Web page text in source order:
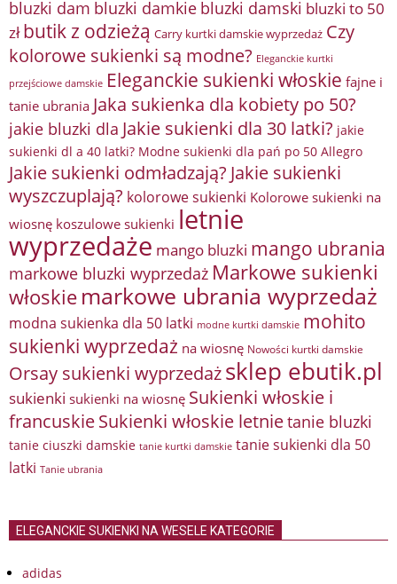
bluzki dam bluzki damkie bluzki damski bluzki to 50
zł butik z odzieżą Carry kurtki damskie wyprzedaż Czy
kolorowe sukienki są modne? Eleganckie kurtki
przejściowe damskie Eleganckie sukienki włoskie fajne i
tanie ubrania Jaka sukienka dla kobiety po 50?
jakie bluzki dla Jakie sukienki dla 30 latki? jakie
sukienki dl a 40 latki? Modne sukienki dla pań po 50 Allegro
Jakie sukienki odmładzają? Jakie sukienki
wyszczuplają? kolorowe sukienki Kolorowe sukienki na
wiosnę koszulowe sukienki letnie
wyprzedaże mango bluzki mango ubrania
markowe bluzki wyprzedaż Markowe sukienki
włoskie markowe ubrania wyprzedaż
modna sukienka dla 50 latki modne kurtki damskie mohito
sukienki wyprzedaż na wiosnę Nowości kurtki damskie
Orsay sukienki wyprzedażsklep ebutik.pl
sukienki sukienki na wiosnę Sukienki włoskie i
francuskieSukienki włoskie letnietanie bluzki
tanie ciuszki damskie tanie kurtki damskie tanie sukienki dla 50
latki Tanie ubrania
ELEGANCKIE SUKIENKI NA WESELE KATEGORIE
adidas